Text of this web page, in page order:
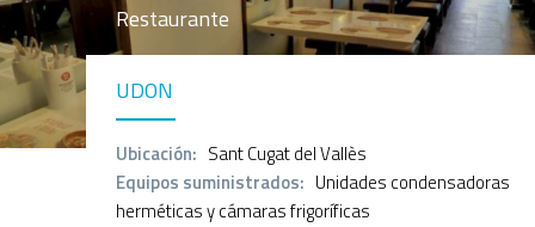
Restaurante
UDON
Ubicación: Sant Cugat del Vallès
Equipos suministrados: Unidades condensadoras
herméticas y cámaras frigoríficas